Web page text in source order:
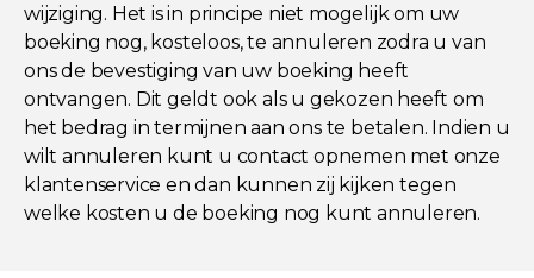
wijziging. Het is in principe niet mogelijk om uw
boeking nog, kosteloos, te annuleren zodra u van
ons de bevestiging van uw boeking heeft
ontvangen. Dit geldt ook als u gekozen heeft om
het bedrag in termijnen aan ons te betalen. Indien u
wilt annuleren kunt u contact opnemen met onze
klantenservice en dan kunnen zij kijken tegen
welke kosten u de boeking nog kunt annuleren.